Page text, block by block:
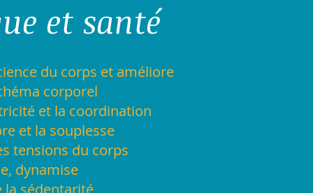
et santé
du corps et améliore
corporel
et la coordination
et la souplesse
tensions du corps
dynamise
la sédentarité